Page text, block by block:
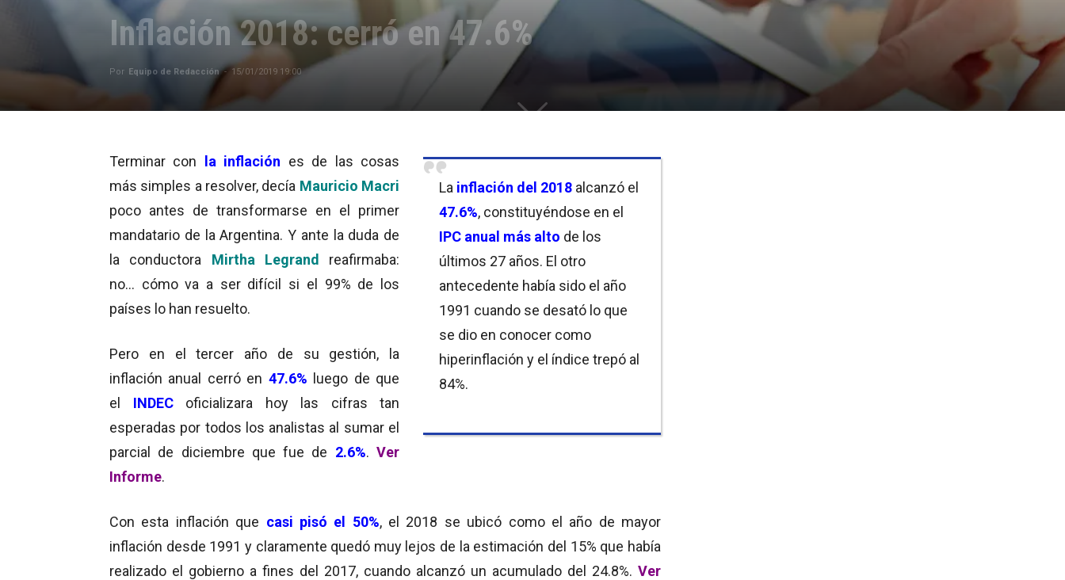
Inflación 2018: cerró en 47.6%
Por Equipo de Redacción - 15/01/2019 19:00
La inflación del 2018 alcanzó el
47.6%, constituyéndose en el
IPC anual más alto de los
últimos 27 años. El otro
antecedente había sido el año
1991 cuando se desató lo que
se dio en conocer como
hiperinflación y el índice trepó al
84%.
Terminar con la inflación es de las cosas
más simples a resolver, decía Mauricio Macri
poco antes de transformarse en el primer
mandatario de la Argentina. Y ante la duda de
la conductora Mirtha Legrand reafirmaba:
no… cómo va a ser difícil si el 99% de los
países lo han resuelto.
Pero en el tercer año de su gestión, la
inflación anual cerró en 47.6% luego de que
el INDEC oficializara hoy las cifras tan
esperadas por todos los analistas al sumar el
parcial de diciembre que fue de 2.6%.Ver
Informe.
Con esta inflación que casi pisó el 50%, el 2018 se ubicó como el año de mayor
inflación desde 1991 y claramente quedó muy lejos de la estimación del 15% que había
realizado el gobierno a fines del 2017, cuando alcanzó un acumulado del 24.8%. Ver